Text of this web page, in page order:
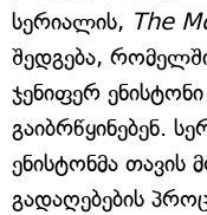
სერიალის, The
შედგება,
ჯენიფერ
გაიბრწყინებენ.
ენისტონმა
გადაღებების